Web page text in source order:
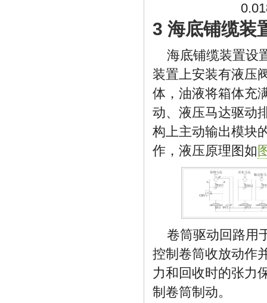
3 海底铺缆装
海底铺缆装置设
装置上安装有液压
体，油液将箱体充
动、液压马达驱动
构上主动输出模块
作，液压原理图如
卷筒驱动回路用
控制卷筒收放动作
力和回收时的张力
制卷筒制动。